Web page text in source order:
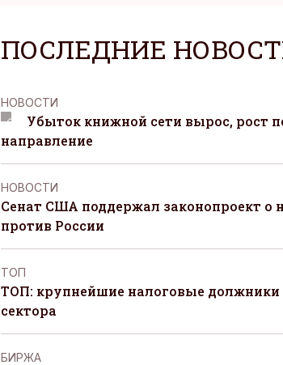
ПОСЛЕДНИЕ
НОВОСТИ
Убыток книжной сети вырос, рост
направление
НОВОСТИ
Сенат США поддержал законопроект о
против России
ТОП
ТОП: крупнейшие налоговые
сектора
БИРЖА